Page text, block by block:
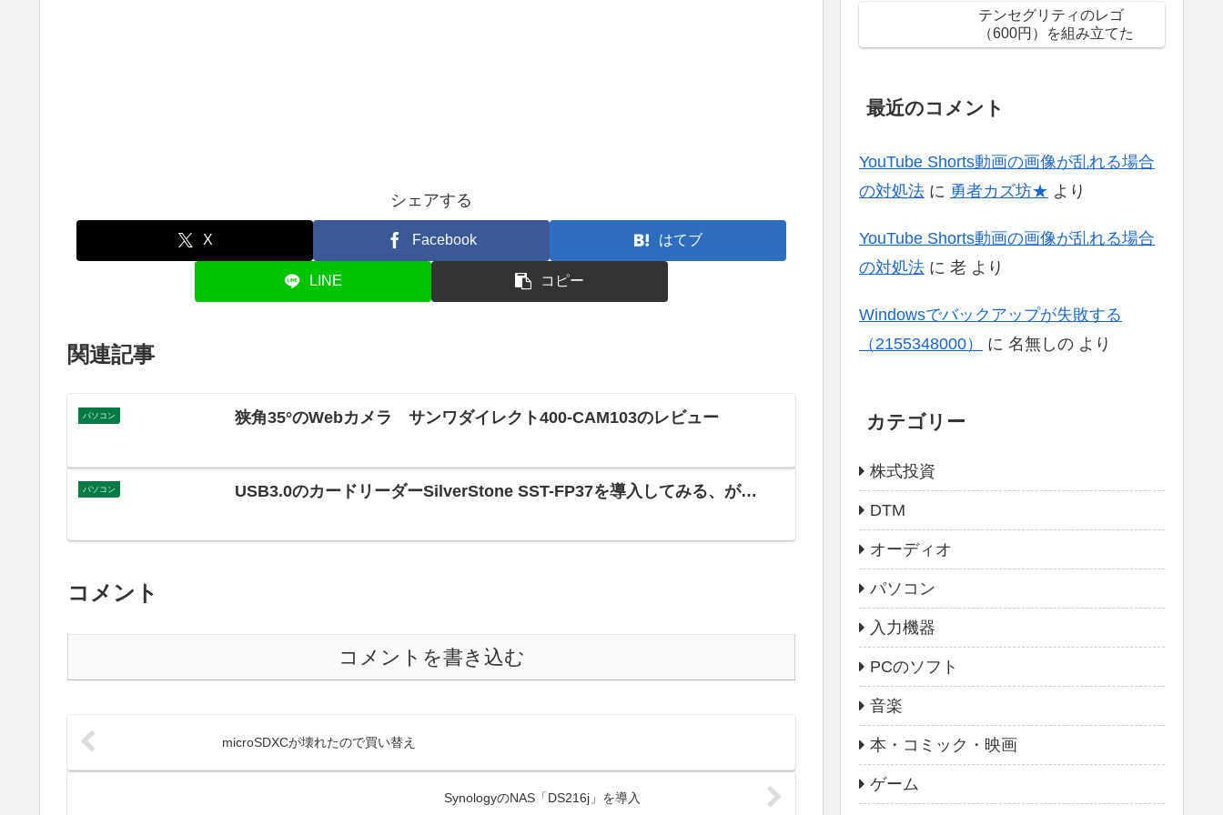
シェアする
X Facebook はてブ
LINE コピー
関連記事
パソコン 狭角35°のWebカメラ サンワダイレクト400-CAM103のレビュー
パソコン USB3.0のカードリーダーSilverStone SST-FP37を導入してみる、が…
コメント
コメントを書き込む
microSDXCが壊れたので買い替え
SynologyのNAS「DS216j」を導入
テンセグリティのレゴ
（600円）を組み立てた
最近のコメント
YouTube Shorts動画の画像が乱れる場合
の対処法 に 勇者カズ坊★ より
YouTube Shorts動画の画像が乱れる場合
の対処法 に 老 より
Windowsでバックアップが失敗する
（2155348000）
に 名無しの より
カテゴリー
株式投資
DTM
オーディオ
パソコン
入力機器
PCのソフト
音楽
本・コミック・映画
ゲーム